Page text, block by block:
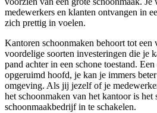
medewerkers en klanten ontvangen in
zich prettig in voelen.
Kantoren schoonmaken behoort tot een
voordelige soorten investeringen die je
pand achter in een schone toestand.
opgeruimd hoofd, je kan je immers
omgeving. Als jij jezelf of je
het schoonmaken van het kantoor is het
schoonmaakbedrijf in te schakelen.